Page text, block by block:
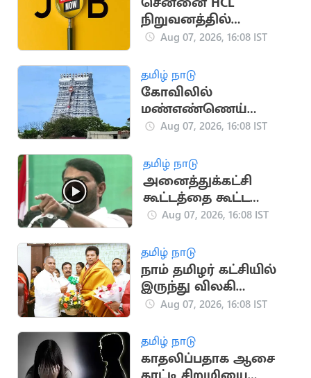
நிறுவனத்தில்
வேலைவாய்ப்பு:
நேர்முகத் தேர்வு!
Aug 07, 2026, 16:08 IST
தமிழ் நாடு
கோவிலில்
மண்எண்ணெய்
ஊற்றி தீக்குளித்த
அதிர்ஷ்டவசமாக உயிர்
பிழைத்தார்
Aug 07, 2026, 16:08 IST
தமிழ் நாடு
அனைத்துக்கட்சி
கூட்டத்தை கூட்ட
வேண்டும்.. சீமான்
Aug 07, 2026, 16:08 IST
தமிழ் நாடு
நாம் தமிழர் கட்சியில்
இருந்து விலகி
தவெகவில் இணைந்த
Aug 07, 2026, 16:08 IST
தமிழ் நாடு
காதலிப்பதாக ஆசை